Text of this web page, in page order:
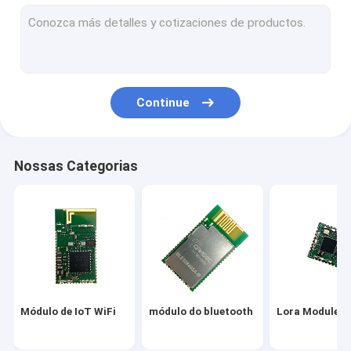
Módulo do RF do SI
Soluções sem fio de IoT
Continue
Nossas Categorias
Módulo de IoT WiFi módulo do bluetooth Lora Module